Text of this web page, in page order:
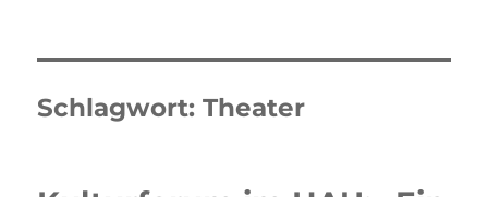
Schlagwort:Theater